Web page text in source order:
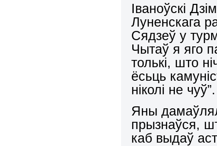
Іваноўскі
Луненскага
Сядзеў у
Чытаў я яго
толькі, што
ёсьць
ніколі не чуў”.
Яны
прызнаўся,
каб выдаў